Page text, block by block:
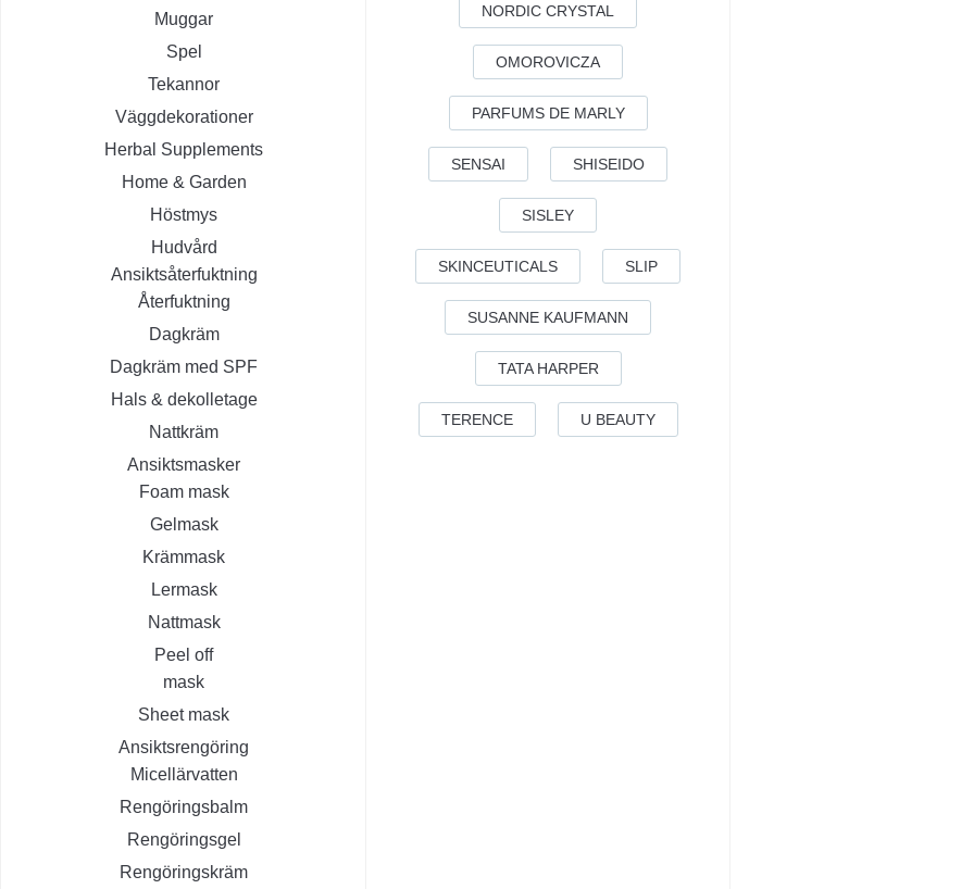
Muggar
Spel
Tekannor
Väggdekorationer
Herbal Supplements
Home & Garden
Höstmys
Hudvård
Ansiktsåterfuktning
Återfuktning
Dagkräm
Dagkräm med SPF
Hals & dekolletage
Nattkräm
Ansiktsmasker
Foam mask
Gelmask
Krämmask
Lermask
Nattmask
Peel off
mask
Sheet mask
Ansiktsrengöring
Micellärvatten
Rengöringsbalm
Rengöringsgel
Rengöringskräm
NORDIC CRYSTAL
OMOROVICZA
PARFUMS DE MARLY
SENSAI SHISEIDO
SISLEY
SKINCEUTICALS SLIP
SUSANNE KAUFMANN
TATA HARPER
TERENCE U BEAUTY